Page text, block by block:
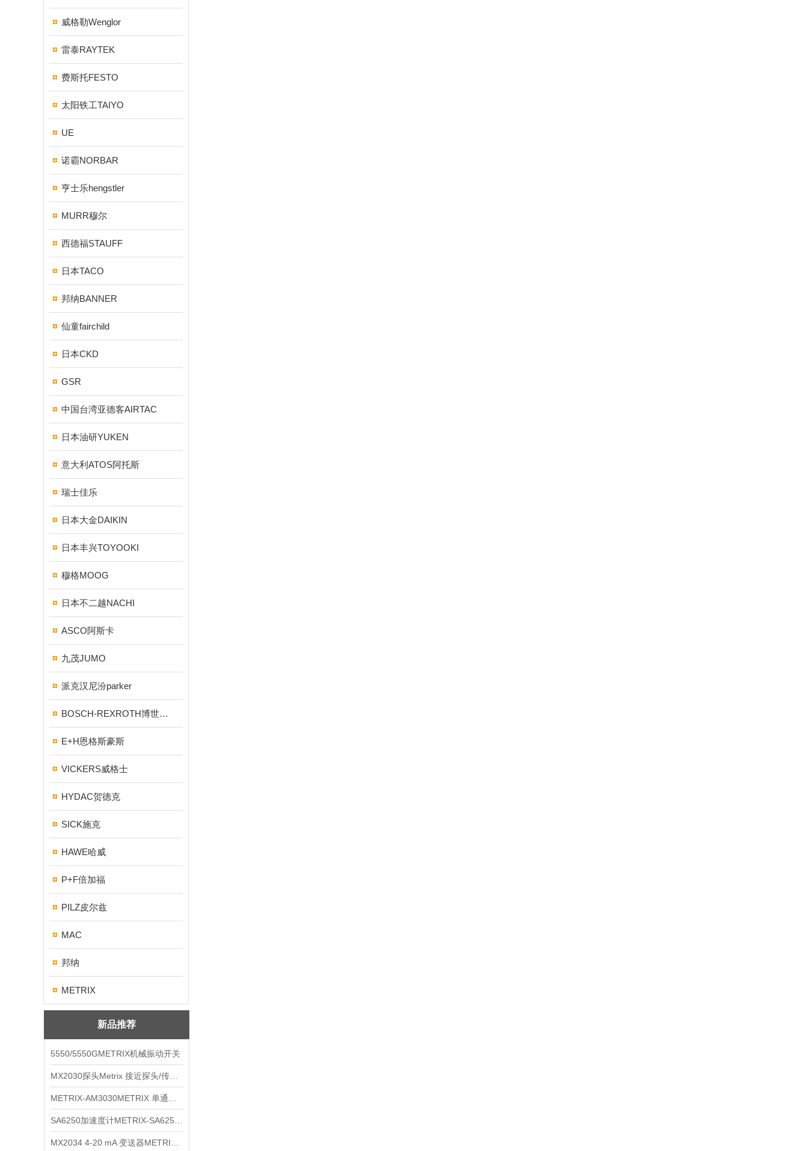
威格勒Wenglor
雷泰RAYTEK
费斯托FESTO
太阳铁工TAIYO
UE
诺霸NORBAR
亨士乐hengstler
MURR穆尔
西德福STAUFF
日本TACO
邦纳BANNER
仙童fairchild
日本CKD
GSR
中国台湾亚德客AIRTAC
日本油研YUKEN
意大利ATOS阿托斯
瑞士佳乐
日本大金DAIKIN
日本丰兴TOYOOKI
穆格MOOG
日本不二越NACHI
ASCO阿斯卡
九茂JUMO
派克汉尼汾parker
BOSCH-REXROTH博世力士乐
E+H恩格斯豪斯
VICKERS威格士
HYDAC贺德克
SICK施克
HAWE哈威
P+F倍加福
PILZ皮尔兹
MAC
邦纳
METRIX
新品推荐
5550/5550GMETRIX机械振动开关